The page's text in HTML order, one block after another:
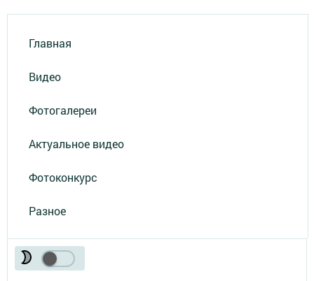
Главная
Видео
Фотогалереи
Актуальное видео
Фотоконкурс
Разное